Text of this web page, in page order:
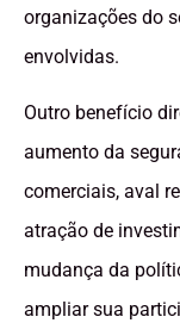
organizações do
envolvidas.
Outro benefício
aumento da
comerciais, aval
atração de
mudança da
ampliar sua